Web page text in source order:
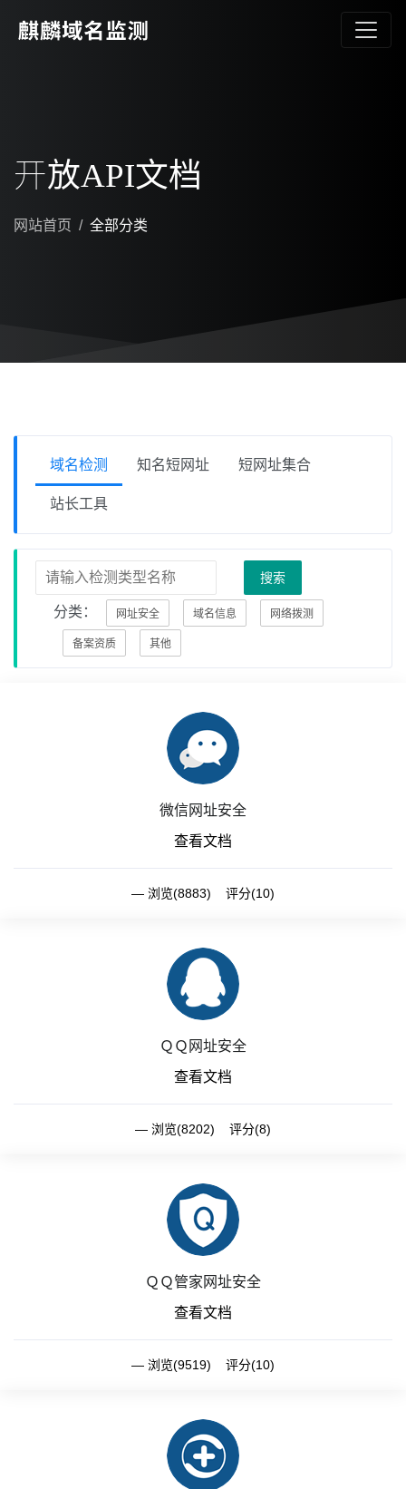
开放API文档
网站首页 全部分类
域名检测 知名短网址 短网址集合
站长工具
搜索
分类： 网址安全 域名信息 网络拨测
备案资质 其他
微信网址安全
查看文档
浏览(8883) 评分(10)
ＱＱ网址安全
查看文档
浏览(8202) 评分(8)
ＱＱ管家网址安全
查看文档
浏览(9519) 评分(10)